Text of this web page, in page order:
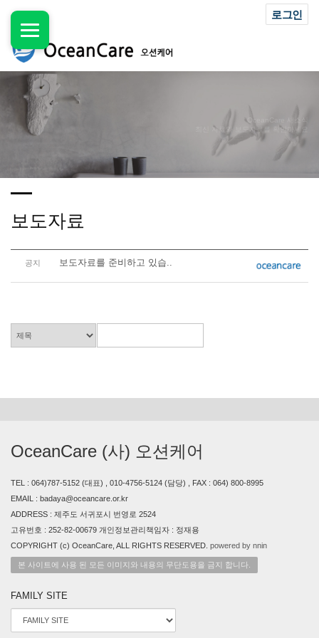
로그인
OceanCare 새소식
최신 자료와 보도자료를 확인하세요
보도자료
공지 보도자료를 준비하고 있습..
OceanCare (사) 오션케어
TEL : 064)787-5152 (대표) , 010-4756-5124 (담당) , FAX : 064) 800-8995
EMAIL : badaya@oceancare.or.kr
ADDRESS : 제주도 서귀포시 번영로 2524
고유번호 : 252-82-00679 개인정보관리책임자 : 정재용
COPYRIGHT (c) OceanCare, ALL RIGHTS RESERVED. powered by nnin
본 사이트에 사용 된 모든 이미지와 내용의 무단도용을 금지 합니다.
FAMILY SITE